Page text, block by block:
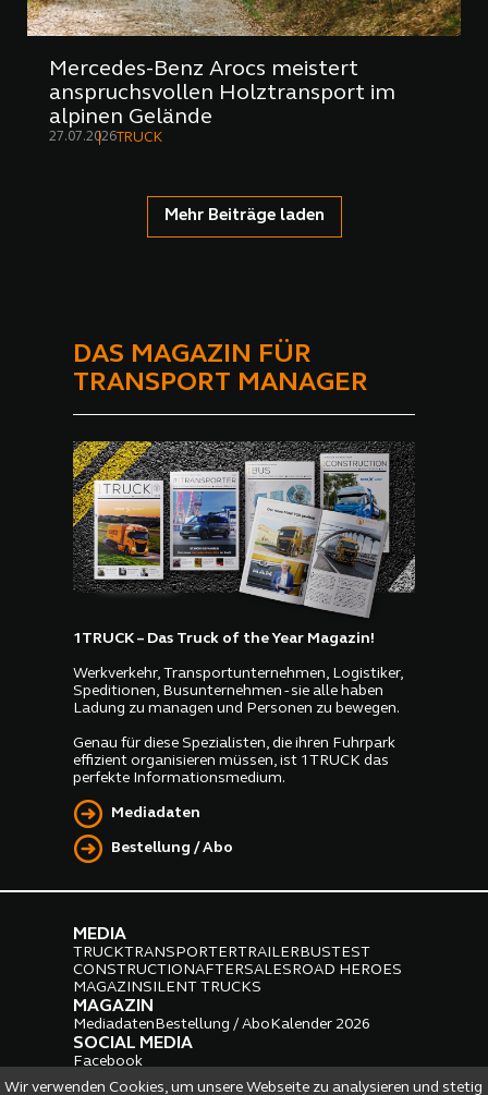
Wir verwenden Cookies, um unsere Webseite zu analysieren und stetig
Mercedes-Benz Arocs meistert
anspruchsvollen Holztransport im
alpinen Gelände
27.07.2026 TRUCK
Mehr Beiträge laden
DAS MAGAZIN FÜR
TRANSPORT MANAGER
1TRUCK – Das Truck of the Year Magazin!
Werkverkehr, Transportunternehmen, Logistiker,
Speditionen, Busunternehmen - sie alle haben
Ladung zu managen und Personen zu bewegen.
Genau für diese Spezialisten, die ihren Fuhrpark
effizient organisieren müssen, ist 1TRUCK das
perfekte Informationsmedium.
Mediadaten
Bestellung / Abo
MEDIA
TRUCKTRANSPORTERTRAILERBUSTEST
CONSTRUCTIONAFTERSALESROAD HEROES
MAGAZINSILENT TRUCKS
MAGAZIN
MediadatenBestellung / AboKalender 2026
SOCIAL MEDIA
Facebook
Instagram LinkedIn